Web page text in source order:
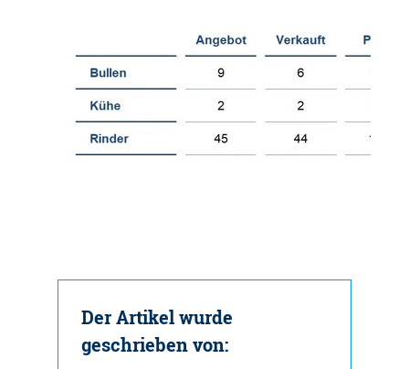
Der Artikel wurde
geschrieben von: